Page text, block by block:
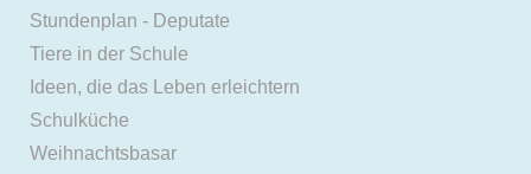
Stundenplan - Deputate
Tiere in der Schule
Ideen, die das Leben erleichtern
Schulküche
Weihnachtsbasar